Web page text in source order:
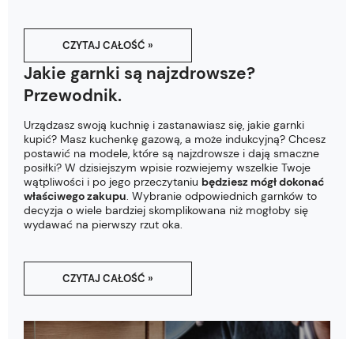
CZYTAJ CAŁOŚĆ »
Jakie garnki są najzdrowsze?
Przewodnik.
CZYTAJ CAŁOŚĆ »
Urządzasz swoją kuchnię i zastanawiasz się, jakie garnki
kupić? Masz kuchenkę gazową, a może indukcyjną? Chcesz
postawić na modele, które są najzdrowsze i dają smaczne
posiłki? W dzisiejszym wpisie rozwiejemy wszelkie Twoje
wątpliwości i po jego przeczytaniu będziesz mógł dokonać
właściwego zakupu. Wybranie odpowiednich garnków to
decyzja o wiele bardziej skomplikowana niż mogłoby się
wydawać na pierwszy rzut oka.